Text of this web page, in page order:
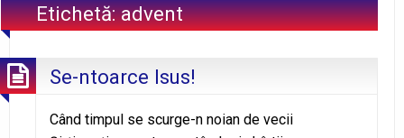
Etichetă:advent
Se-ntoarce Isus!
Când timpul se scurge-n noian de vecii